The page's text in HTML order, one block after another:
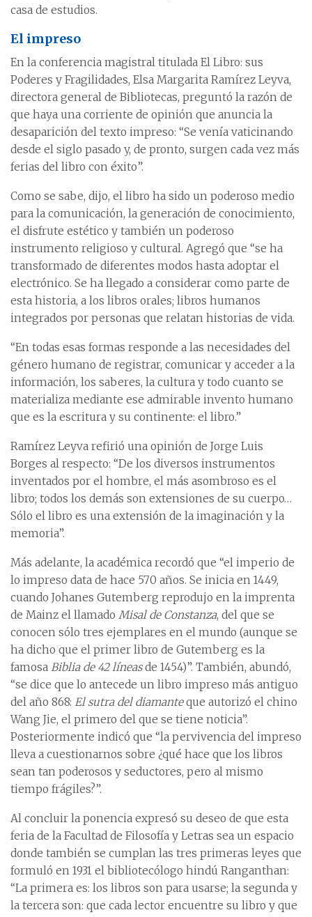
casa de estudios.
El impreso
En la conferencia magistral titulada El Libro: sus
Poderes y Fragilidades, Elsa Margarita Ramírez Leyva,
directora general de Bibliotecas, preguntó la razón de
que haya una corriente de opinión que anuncia la
desaparición del texto impreso: “Se venía vaticinando
desde el siglo pasado y, de pronto, surgen cada vez más
ferias del libro con éxito”.
Como se sabe, dijo, el libro ha sido un poderoso medio
para la comunicación, la generación de conocimiento,
el disfrute estético y también un poderoso
instrumento religioso y cultural. Agregó que “se ha
transformado de diferentes modos hasta adoptar el
electrónico. Se ha llegado a considerar como parte de
esta historia, a los libros orales; libros humanos
integrados por personas que relatan historias de vida.
“En todas esas formas responde a las necesidades del
género humano de registrar, comunicar y acceder a la
información, los saberes, la cultura y todo cuanto se
materializa mediante ese admirable invento humano
que es la escritura y su continente: el libro.”
Ramírez Leyva refirió una opinión de Jorge Luis
Borges al respecto: “De los diversos instrumentos
inventados por el hombre, el más asombroso es el
libro; todos los demás son extensiones de su cuerpo…
Sólo el libro es una extensión de la imaginación y la
memoria”.
Más adelante, la académica recordó que “el imperio de
lo impreso data de hace 570 años. Se inicia en 1449,
cuando Johanes Gutemberg reprodujo en la imprenta
de Mainz el llamado Misal de Constanza, del que se
conocen sólo tres ejemplares en el mundo (aunque se
ha dicho que el primer libro de Gutemberg es la
famosa Biblia de 42 líneasde 1454)”. También, abundó,
“se dice que lo antecede un libro impreso más antiguo
del año 868: El sutra del diamanteque autorizó el chino
Wang Jie, el primero del que se tiene noticia”.
Posteriormente indicó que “la pervivencia del impreso
lleva a cuestionarnos sobre ¿qué hace que los libros
sean tan poderosos y seductores, pero al mismo
tiempo frágiles?”.
Al concluir la ponencia expresó su deseo de que esta
feria de la Facultad de Filosofía y Letras sea un espacio
donde también se cumplan las tres primeras leyes que
formuló en 1931 el bibliotecólogo hindú Ranganthan:
“La primera es: los libros son para usarse; la segunda y
la tercera son: que cada lector encuentre su libro y que